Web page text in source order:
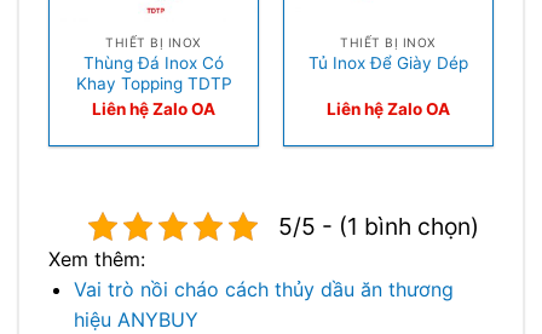
THIẾT BỊ INOX
Thùng Đá Inox Có
Khay Topping TDTP
Liên hệ Zalo OA
THIẾT BỊ INOX
Tủ Inox Để Giày Dép
Liên hệ Zalo OA
5/5 - (1 bình chọn)
Xem thêm:
Vai trò nồi cháo cách thủy dầu ăn thương
hiệu ANYBUY